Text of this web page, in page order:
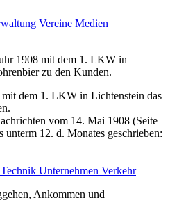
Vereine Medien
dem 1. LKW in Lichtenstein das
vom 14. Mai 1908 (Seite
12. d. Monates geschrieben:
Technik Unternehmen Verkehr